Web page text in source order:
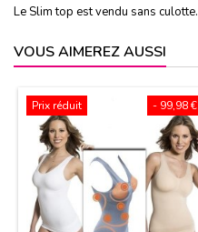
Le Slim top est vendu sans culotte.
VOUS AIMEREZ AUSSI
- 99,98 €
Prix réduit